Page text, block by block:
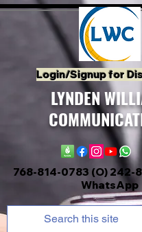
Login/Signup for
LYNDEN
768-814-0783 (O) 242-
WhatsApp